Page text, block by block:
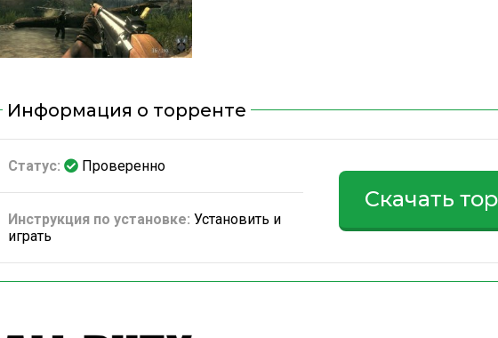
Информация о торренте
Статус: Проверенно
Инструкция по установке: Установить и
играть
Скачать